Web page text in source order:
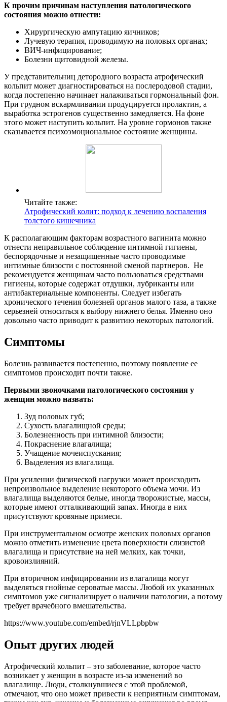
К прочим причинам наступления патологического
состояния можно отнести:
Хирургическую ампутацию яичников;
Лучевую терапия, проводимую на половых органах;
ВИЧ-инфицирование;
Болезни щитовидной железы.
У представительниц детородного возраста атрофический
кольпит может диагностироваться на послеродовой стадии,
когда постепенно начинает налаживаться гормональный фон.
При грудном вскармливании продуцируется пролактин, а
выработка эстрогенов существенно замедляется. На фоне
этого может наступить кольпит. На уровне гормонов также
сказывается психоэмоциональное состояние женщины.
Читайте также:
Атрофический колит: подход к лечению воспаления
толстого кишечника
К располагающим факторам возрастного вагинита можно
отнести неправильное соблюдение интимной гигиены,
беспорядочные и незащищенные часто проводимые
интимные близости с постоянной сменой партнеров. Не
рекомендуется женщинам часто пользоваться средствами
гигиены, которые содержат отдушки, лубриканты или
антибактериальные компоненты. Следует избегать
хронического течения болезней органов малого таза, а также
серьезней относиться к выбору нижнего белья. Именно оно
довольно часто приводит к развитию некоторых патологий.
Симптомы
Болезнь развивается постепенно, поэтому появление ее
симптомов происходит почти также.
Первыми звоночками патологического состояния у
женщин можно назвать:
Зуд половых губ;
Сухость влагалищной среды;
Болезненность при интимной близости;
Покраснение влагалища;
Учащение мочеиспускания;
Выделения из влагалища.
При усилении физической нагрузки может происходить
непроизвольное выделение некоторого объема мочи. Из
влагалища выделяются белые, иногда творожистые, массы,
которые имеют отталкивающий запах. Иногда в них
присутствуют кровяные примеси.
При инструментальном осмотре женских половых органов
можно отметить изменение цвета поверхности слизистой
влагалища и присутствие на ней мелких, как точки,
кровоизлияний.
При вторичном инфицировании из влагалища могут
выделяться гнойные сероватые массы. Любой их указанных
симптомов уже сигнализирует о наличии патологии, а потому
требует врачебного вмешательства.
https://www.youtube.com/embed/rjnVLLpbpbw
Опыт других людей
Атрофический кольпит – это заболевание, которое часто
возникает у женщин в возрасте из-за изменений во
влагалище. Люди, столкнувшиеся с этой проблемой,
отмечают, что оно может привести к неприятным симптомам,